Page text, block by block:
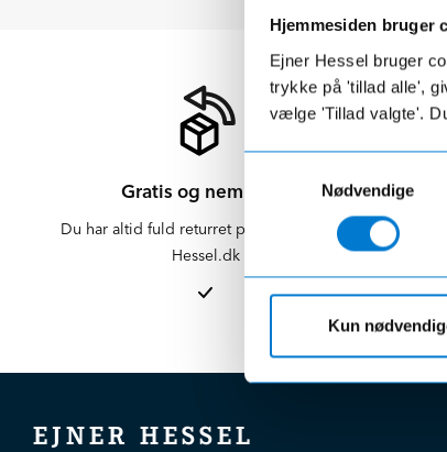
Hjemmesiden bruger
Ejner Hessel bruger
trykke på 'tillad alle',
vælge 'Tillad valgte'.
Nødvendige
Kun
Gratis og nem retur
Du har altid fuld returret på varer købt på
Hessel.dk
Der er
EJNER HESSEL